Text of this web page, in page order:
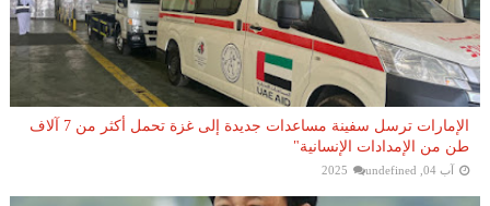
الإمارات ترسل سفينة مساعدات جديدة إلى غزة تحمل أكثر من 7 آلاف
طن من الإمدادات الإنسانية"
آب 04, 2025 undefined